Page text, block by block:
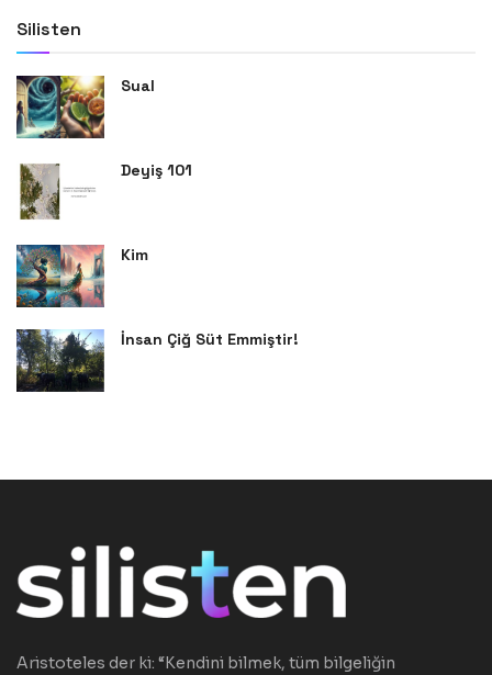
Silisten
Sual
Deyiş 101
Kim
İnsan Çiğ Süt Emmiştir!
Aristoteles der ki: “Kendini bilmek, tüm bilgeliğin